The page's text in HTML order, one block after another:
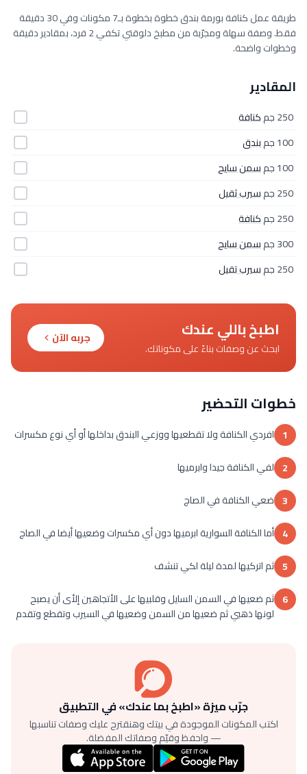
طريقة عمل كنافة بورمة بندق خطوة بخطوة بـ7 مكونات وفي 30 دقيقة
فقط. وصفة سهلة ومجرّبة من مطبخ دلوقتي تكفي 2 فرد، بمقادير دقيقة
وخطوات واضحة.
المقادير
250 جم
كنافة
100 جم
بندق
100 جم
سمن سايح
250 جم
سيرب ثقيل
250 جم
كنافة
300 جم
سمن سايح
250 جم
سيرب تقيل
اطبخ باللي عندك
ابحث عن وصفات بناءً على مكوناتك.
جربه الآن
خطوات التحضير
1 افردي الكنافة ولا تقطعيها ووزعي البندق بداخلها أو أي نوع مكسرات
2 لفي الكنافة جيدا وابرميها
3 ضعي الكنافة في الصاج
4 أما الكنافة السوارية ابرميها دون أي مكسرات وضعيها أيضا في الصاج
5 ثم اتركيها لمدة ليلة لكي تنشف
6 ثم ضعيها في السمن السايل وقلبيها على الأتجاهين إلأى أن يصبح
لونها ذهبي ثم ضعيها من السمن وضعيها في السيرب وتقطع وتقدم
جرّب ميزة «اطبخ بما عندك» في التطبيق
اكتب المكونات الموجودة في بيتك وهنقترح عليك وصفات تناسبها
— واحفظ وقيّم وصفاتك المفضلة.